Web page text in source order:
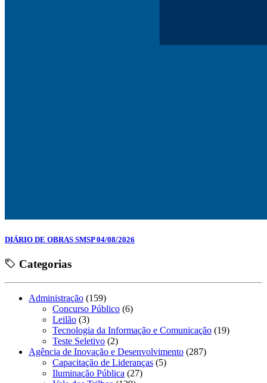
DIÁRIO DE OBRAS SMSP 04/08/2026
Categorias
Administração (159)
Concurso Público (6)
Leilão (3)
Tecnologia da Informação e Comunicação (19)
Teste Seletivo (2)
Agência de Inovação e Desenvolvimento (287)
Capacitação de Lideranças (5)
Iluminação Pública (27)